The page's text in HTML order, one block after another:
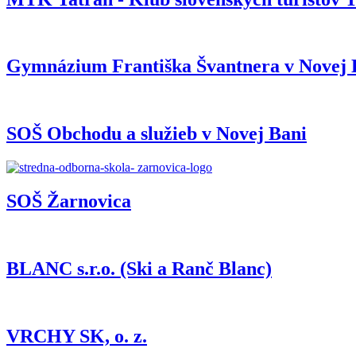
Gymnázium Františka Švantnera v Novej
SOŠ Obchodu a služieb v Novej Bani
SOŠ Žarnovica
BLANC s.r.o. (Ski a Ranč Blanc)
VRCHY SK, o. z.